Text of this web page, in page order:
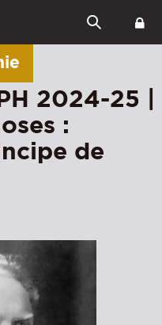
2024-25 |
:
de